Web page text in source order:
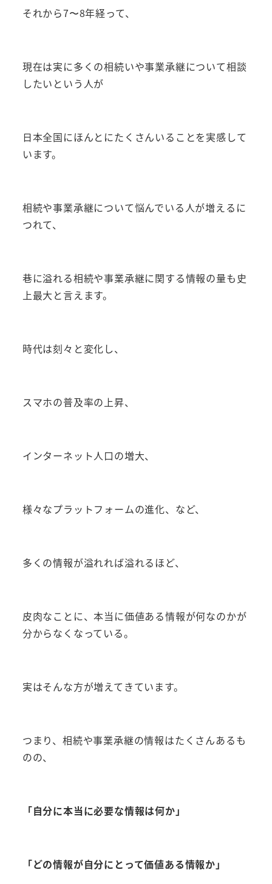
それから7〜8年経って、
現在は実に多くの相続いや事業承継について相談
したいという人が
日本全国にほんとにたくさんいることを実感して
います。
相続や事業承継について悩んでいる人が増えるに
つれて、
巷に溢れる相続や事業承継に関する情報の量も史
上最大と言えます。
時代は刻々と変化し、
スマホの普及率の上昇、
インターネット人口の増大、
様々なプラットフォームの進化、など、
多くの情報が溢れれば溢れるほど、
皮肉なことに、本当に価値ある情報が何なのかが
分からなくなっている。
実はそんな方が増えてきています。
つまり、相続や事業承継の情報はたくさんあるも
のの、
「自分に本当に必要な情報は何か」
「どの情報が自分にとって価値ある情報か」